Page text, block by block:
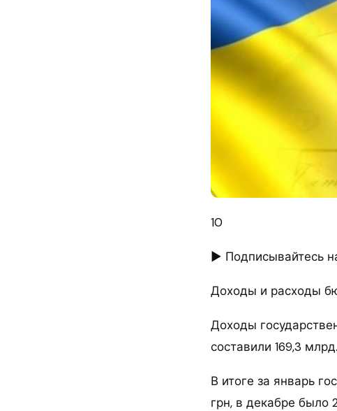
10
► Подписывайтесь
Доходы и расходы
Доходы
составили 169,3
В итоге за январь
грн, в декабре было